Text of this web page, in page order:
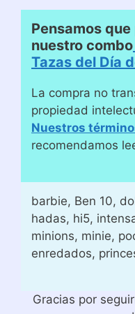
Pensamos
nuestro combo
Tazas del Día
La compra no
propiedad
Nuestros
recomendamos
barbie, Ben 10,
hadas, hi5,
minions, minie,
enredados,
Gracias por